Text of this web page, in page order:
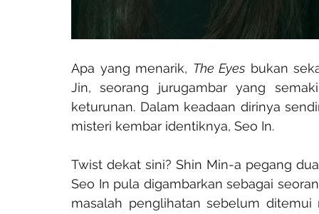
Apa yang menarik, The Eyes bukan
Jin, seorang jurugambar yang
keturunan. Dalam keadaan dirinya
misteri kembar identiknya, Seo In.
Twist dekat sini? Shin Min-a pegang
Seo In pula digambarkan sebagai
masalah penglihatan sebelum